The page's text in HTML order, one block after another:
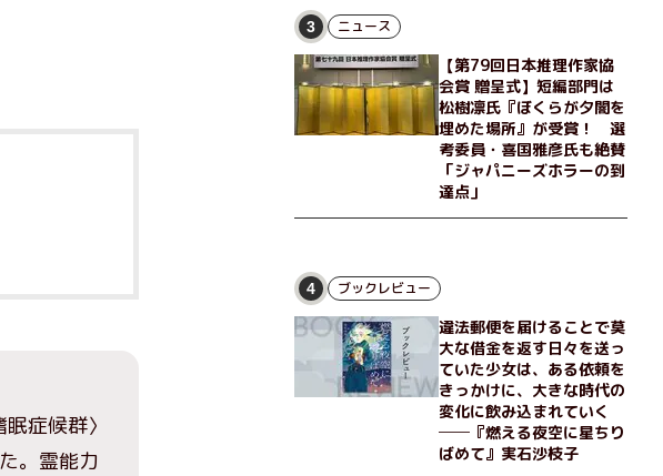
症候群〉
。霊能力
3 ニュース
【第79回日本推理作家協
会賞 贈呈式】短編部門は
松樹凛氏『ぼくらが夕闇を
埋めた場所』が受賞！ 選
考委員・喜国雅彦氏も絶賛
「ジャパニーズホラーの到
達点」
4 ブックレビュー
違法郵便を届けることで莫
大な借金を返す日々を送っ
ていた少女は、ある依頼を
きっかけに、大きな時代の
変化に飲み込まれていく
──『燃える夜空に星ちり
ばめて』実石沙枝子